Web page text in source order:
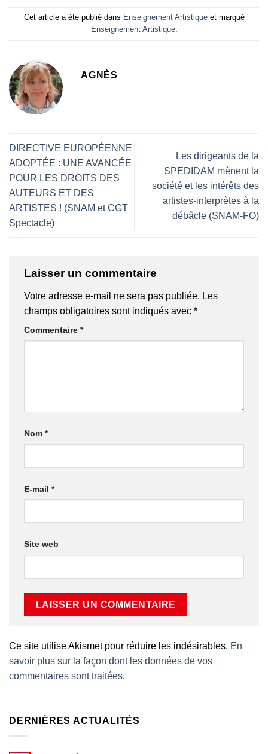
Cet article a été publié dans Enseignement Artistiqueet marqué
Enseignement Artistique.
AGNÈS
DIRECTIVE EUROPÉENNE
ADOPTÉE : UNE AVANCÉE
POUR LES DROITS DES
AUTEURS ET DES
ARTISTES ! (SNAM et CGT
Spectacle)
Les dirigeants de la
SPEDIDAM mènent la
société et les intérêts des
artistes-interprètes à la
débâcle (SNAM-FO)
Laisser un commentaire
Votre adresse e-mail ne sera pas publiée. Les
champs obligatoires sont indiqués avec *
Commentaire *
Nom *
E-mail *
Site web
Ce site utilise Akismet pour réduire les indésirables. En
savoir plus sur la façon dont les données de vos
commentaires sont traitées.
DERNIÈRES ACTUALITÉS